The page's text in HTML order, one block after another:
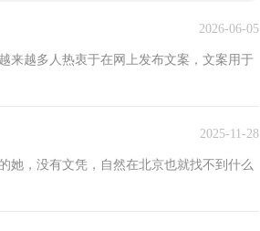
2026-06-05
来越多人热衷于在网上发布文案，文案用于
2025-11-28
她，没有文凭，自然在北京也就找不到什么